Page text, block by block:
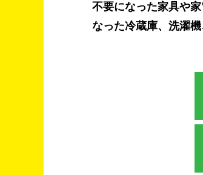
不要になった家具や
なった冷蔵庫、洗濯